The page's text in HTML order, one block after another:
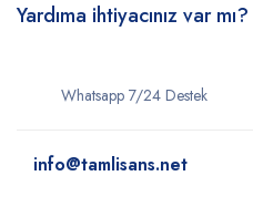
Yardıma ihtiyacınız var mı?
Whatsapp 7/24 Destek
info@tamlisans.net